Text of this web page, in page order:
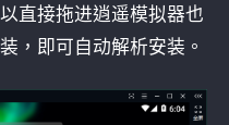
直接拖进逍遥模拟器也
，即可自动解析安装。